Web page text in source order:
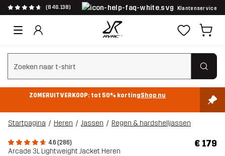
(846.138) Klantenservice
Zoeken wissen
ZOMERUITVERKOOP: tot 50% kortingShop nu
Startpagina Heren Jassen Regen & hardshelljassen
4.6 (286)
Arcade 3L Lightweight Jacket Heren
€ 179